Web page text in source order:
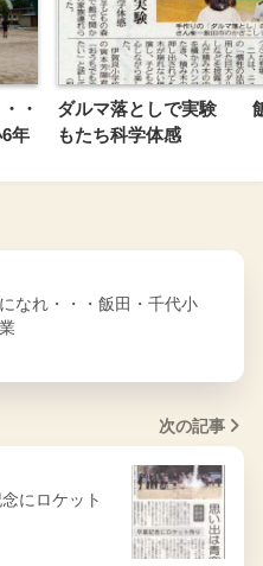
・
年
ダルマ落としで実験
もたち科学体感
なれ・・・飯田・千代小
次の記事
にロケット